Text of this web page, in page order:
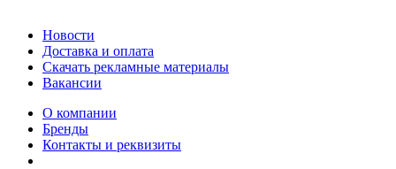
Новости
Доставка и оплата
Скачать рекламные материалы
Вакансии
О компании
Бренды
Контакты и реквизиты